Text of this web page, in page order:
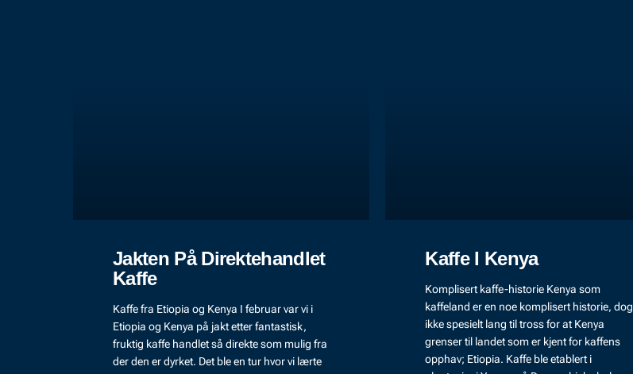
Jakten På Direktehandlet
Kaffe
Kaffe fra Etiopia og Kenya I februar var vi i
Etiopia og Kenya på jakt etter fantastisk,
fruktig kaffe handlet så direkte som mulig fra
der den er dyrket. Det ble en tur hvor vi lærte
Kaffe I Kenya
Komplisert kaffe-historie Kenya som
kaffeland er en noe komplisert historie, dog
ikke spesielt lang til tross for at Kenya
grenser til landet som er kjent for kaffens
opphav; Etiopia. Kaffe ble etablert i